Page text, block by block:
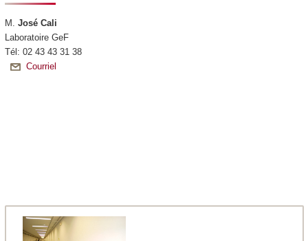
M. José Cali
Laboratoire GeF
Tél: 02 43 43 31 38
Courriel